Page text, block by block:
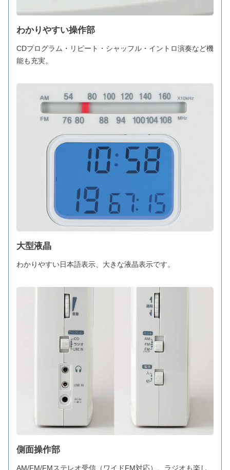
わかりやすい操作部
CDプログラム・リピート・シャッフル・イントロ演奏など機
能も充実。
大型液晶
わかりやすい日本語表示、大きな液晶表示です。
側面操作部
AM/FM/FMステレオ受信（ワイドFM対応）、ラジオも楽し